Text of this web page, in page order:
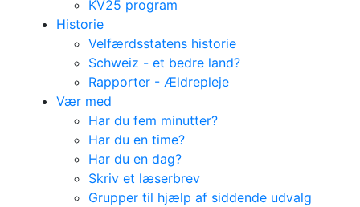
KV25 program
Historie
Velfærdsstatens historie
Schweiz - et bedre land?
Rapporter - Ældrepleje
Vær med
Har du fem minutter?
Har du en time?
Har du en dag?
Skriv et læserbrev
Grupper til hjælp af siddende udvalg